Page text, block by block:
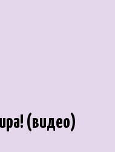
(видео)